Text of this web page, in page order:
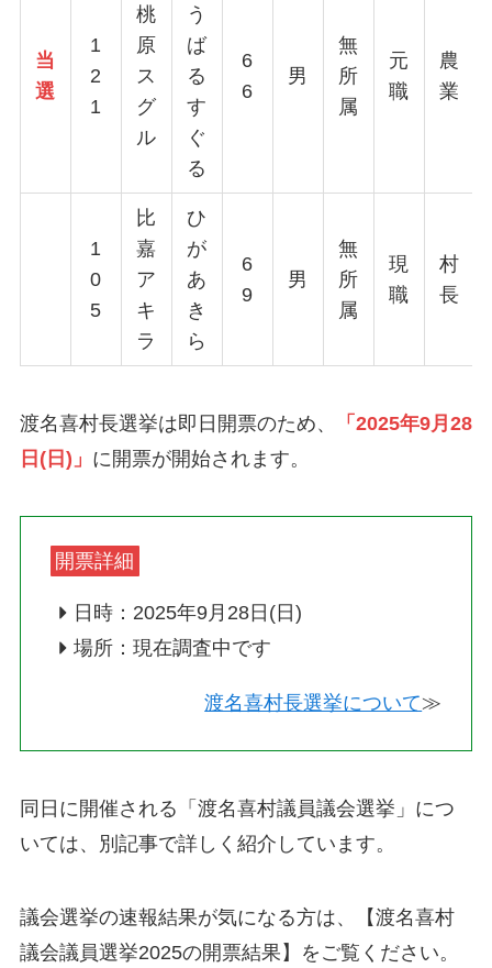
当
選
1
2
1
桃
原
ス
グ
ル
う
ば
る
す
ぐ
る
6
6
男
無
所
属
元
職
農
業
1
0
5
比
嘉
ア
キ
ラ
ひ
が
あ
き
ら
6
9
男
無
所
属
現
職
村
長
渡名喜村長選挙は即日開票のため、
「2025年9月28
日(日)」 に開票が開始されます。
開票詳細
日時：2025年9月28日(日)
場所：現在調査中です
渡名喜村長選挙について≫
同日に開催される「渡名喜村議員議会選挙」につ
いては、別記事で詳しく紹介しています。
議会選挙の速報結果が気になる方は、【渡名喜村
議会議員選挙2025の開票結果】をご覧ください。